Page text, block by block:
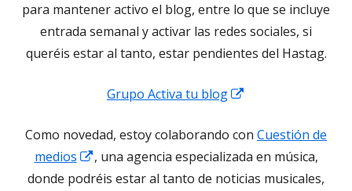
para mantener activo el blog, entre lo que se incluye
entrada semanal y activar las redes sociales, si
queréis estar al tanto, estar pendientes del Hastag.
Grupo Activa tu blog
una
ventana
nueva
Como novedad, estoy colaborando con Cuestión de
medios
Abrir
en
, una agencia especializada en música,
donde podréis estar al tanto de noticias musicales,